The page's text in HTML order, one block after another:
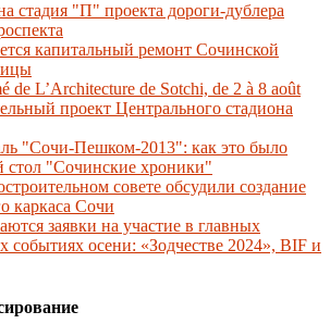
стадия "П" проекта дороги-дублера
капитальный ремонт Сочинской
de L’Architecture de Sotchi, de 2 à 8 août
проект Центрального стадиона
"Сочи-Пешком-2013": как это было
стол "Сочинские хроники"
совете обсудили создание
каркаса Сочи
заявки на участие в главных
событиях осени: «Зодчестве 2024», BIF и